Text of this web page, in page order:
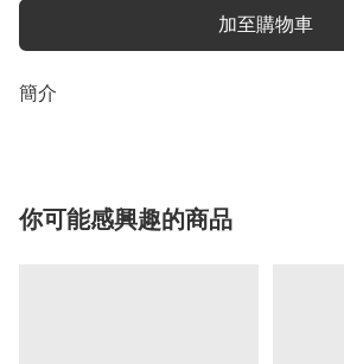
加至購物車
簡介
你可能感興趣的商品